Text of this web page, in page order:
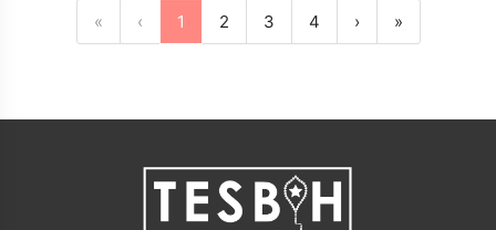
« ‹ 1 2 3 4 › »